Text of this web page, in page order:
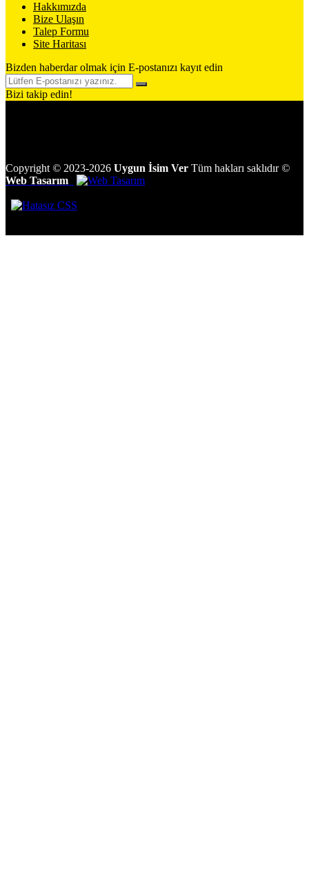
Hakkımızda
Bize Ulaşın
Talep Formu
Site Haritası
Bizden haberdar olmak için E-postanızı kayıt edin
Bizi takip edin!
Copyright © 2023-2026 Uygun İsim Ver Tüm hakları saklıdır ©
Web Tasarım